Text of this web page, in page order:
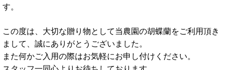
す。
この度は、大切な贈り物として当農園の胡蝶蘭をご利用頂き
まして、誠にありがとうございました。
また何かご入用の際はお気軽にお申し付けください。